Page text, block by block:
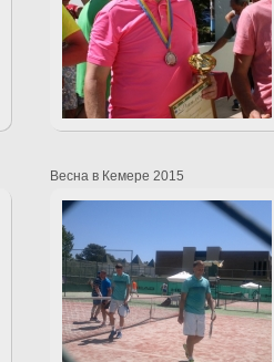
Весна в Кемере 2015